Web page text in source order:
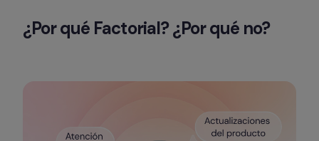
¿Por qué Factorial? ¿Por qué no?